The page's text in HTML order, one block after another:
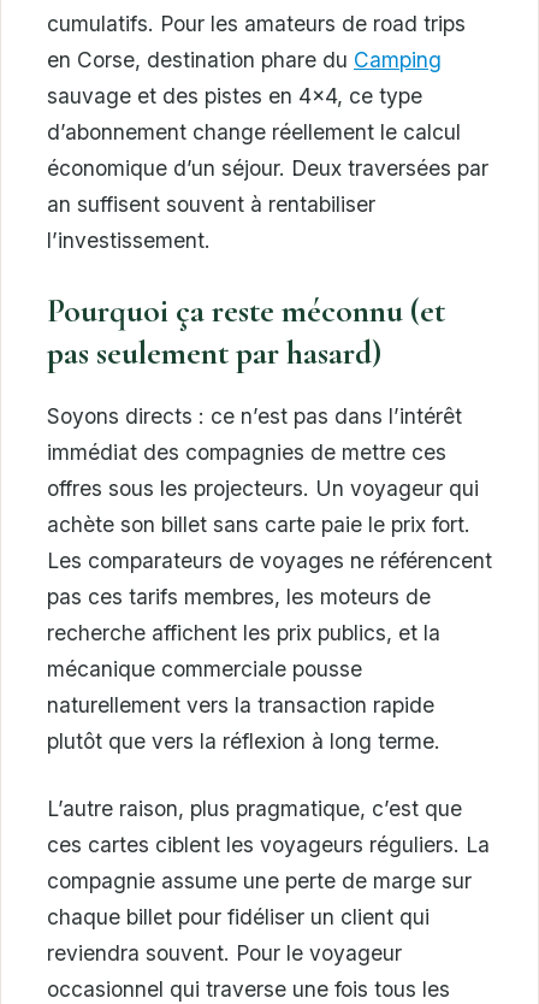
cumulatifs. Pour les amateurs de road trips
en Corse, destination phare du Camping
sauvage et des pistes en 4×4, ce type
d’abonnement change réellement le calcul
économique d’un séjour. Deux traversées par
an suffisent souvent à rentabiliser
l’investissement.
Pourquoi ça reste méconnu (et
pas seulement par hasard)
Soyons directs : ce n’est pas dans l’intérêt
immédiat des compagnies de mettre ces
offres sous les projecteurs. Un voyageur qui
achète son billet sans carte paie le prix fort.
Les comparateurs de voyages ne référencent
pas ces tarifs membres, les moteurs de
recherche affichent les prix publics, et la
mécanique commerciale pousse
naturellement vers la transaction rapide
plutôt que vers la réflexion à long terme.
L’autre raison, plus pragmatique, c’est que
ces cartes ciblent les voyageurs réguliers. La
compagnie assume une perte de marge sur
chaque billet pour fidéliser un client qui
reviendra souvent. Pour le voyageur
occasionnel qui traverse une fois tous les